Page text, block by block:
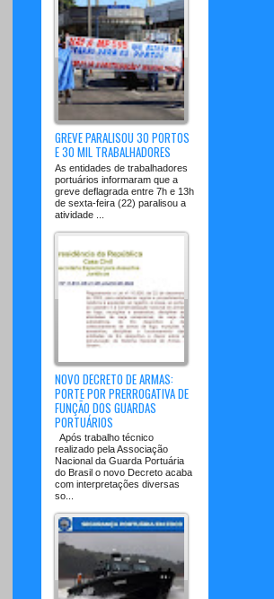
GREVE PARALISOU 30 PORTOS
E 30 MIL TRABALHADORES
As entidades de trabalhadores
portuários informaram que a
greve deflagrada entre 7h e 13h
de sexta-feira (22) paralisou a
atividade ...
NOVO DECRETO DE ARMAS:
PORTE POR PRERROGATIVA DE
FUNÇÃO DOS GUARDAS
PORTUÁRIOS
Após trabalho técnico
realizado pela Associação
Nacional da Guarda Portuária
do Brasil o novo Decreto acaba
com interpretações diversas
so...